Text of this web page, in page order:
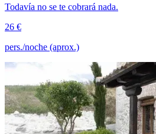
Todavía no se te cobrará nada.
26 €
pers./noche (aprox.)